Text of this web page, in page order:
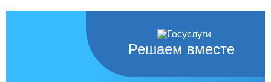
Решаем вместе